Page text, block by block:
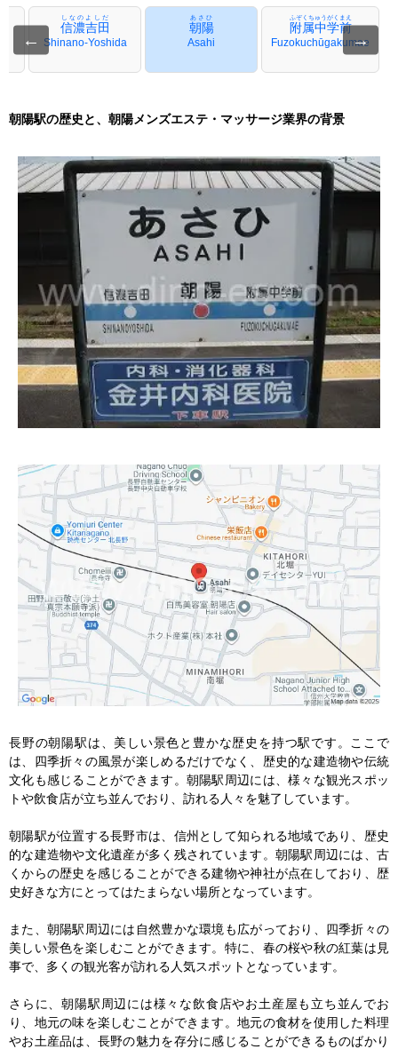
←
信濃吉田
しなのよしだ
Shinano-Yoshida
朝陽
あさひ
Asahi
附属中学前
ふぞくちゅうがくまえ
Fuzokuchūgakumae
→
朝陽駅の歴史と、朝陽メンズエステ・マッサージ業界の背景
長野の朝陽駅は、美しい景色と豊かな歴史を持つ駅です。ここで
は、四季折々の風景が楽しめるだけでなく、歴史的な建造物や伝統
文化も感じることができます。朝陽駅周辺には、様々な観光スポッ
トや飲食店が立ち並んでおり、訪れる人々を魅了しています。
朝陽駅が位置する長野市は、信州として知られる地域であり、歴史
的な建造物や文化遺産が多く残されています。朝陽駅周辺には、古
くからの歴史を感じることができる建物や神社が点在しており、歴
史好きな方にとってはたまらない場所となっています。
また、朝陽駅周辺には自然豊かな環境も広がっており、四季折々の
美しい景色を楽しむことができます。特に、春の桜や秋の紅葉は見
事で、多くの観光客が訪れる人気スポットとなっています。
さらに、朝陽駅周辺には様々な飲食店やお土産屋も立ち並んでお
り、地元の味を楽しむことができます。地元の食材を使用した料理
やお土産品は、長野の魅力を存分に感じることができるものばかり